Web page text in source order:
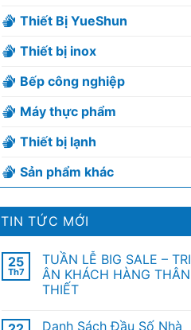
Thiết Bị YueShun
Thiết bị inox
Bếp công nghiệp
Máy thực phẩm
Thiết bị lạnh
Sản phẩm khác
TIN TỨC MỚI
25
Th7
TUẦN LỄ BIG SALE – TRI
ÂN KHÁCH HÀNG THÂN
THIẾT
Danh Sách Đầu Số Nhà